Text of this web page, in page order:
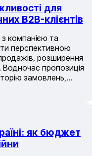
для
B2B-клієнтів
з компанією та
перспективною
розширення
Водночас пропозиція
замовлень,…
як бюджет